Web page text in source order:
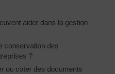
aider dans la gestion
conservation des
?
ou coter des documents